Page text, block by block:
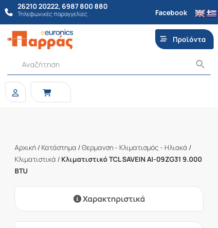
26210 20222, 6987 800 880
Τηλεφωνικές παραγγελίες Facebook
Προϊόντα
Αρχική / Κατάστημα /Θερμανση - Κλιματισμός - Ηλιακά /
Κλιματιστικά / Κλιματιστικό TCL SAVEIN AI-09ZG31 9.000
BTU
Χαρακτηριστικά